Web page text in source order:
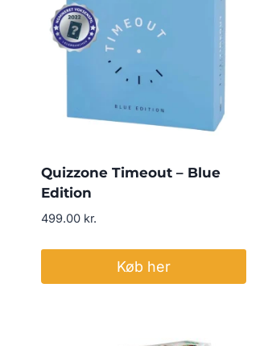
Quizzone Timeout – Blue
Edition
499.00 kr.
Køb her